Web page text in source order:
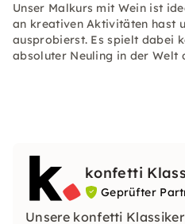
Unser Malkurs mit Wein ist
an kreativen Aktivitäten hast
ausprobierst. Es spielt dabei
absoluter Neuling in der Welt
konfetti
Geprüfter
Unsere konfetti